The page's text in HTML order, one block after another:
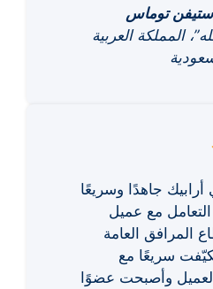
ستيفن توماس
المملكة العربية
جاهدًا وسريعًا
مع عميل
المرافق العامة
سريعًا مع
وأصبحت عضوًا